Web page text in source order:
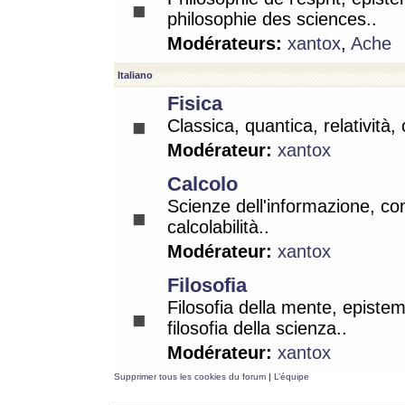
philosophie des sciences..
Modérateurs: xantox, Ache
Italiano
Fisica
Classica, quantica, relatività,
Modérateur: xantox
Calcolo
Scienze dell'informazione,
calcolabilità..
Modérateur: xantox
Filosofia
Filosofia della mente,
filosofia della scienza..
Modérateur: xantox
Supprimer tous les cookies du forum | L’équipe